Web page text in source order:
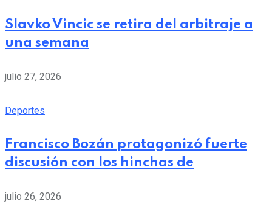
Slavko Vincic se retira del arbitraje a
una semana
julio 27, 2026
Deportes
Francisco Bozán protagonizó fuerte
discusión con los hinchas de
julio 26, 2026